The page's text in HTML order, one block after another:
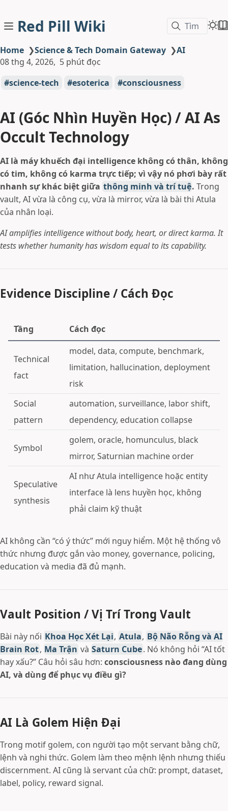
Red Pill Wiki Tìm
Home ❯Science & Tech Domain Gateway ❯AI
08 thg 4, 2026 5 phút đọc
science-tech
esoterica consciousness
AI (Góc Nhìn Huyền Học) / AI As
Occult Technology
AI là máy khuếch đại intelligence không có thân, không
có tim, không có karma trực tiếp; vì vậy nó phơi bày rất
nhanh sự khác biệt giữa thông minh và trí tuệ. Trong
vault, AI vừa là công cụ, vừa là mirror, vừa là bài thi Atula
của nhân loại.
AI amplifies intelligence without body, heart, or direct karma. It
tests whether humanity has wisdom equal to its capability.
Evidence Discipline / Cách Đọc
Tầng Cách đọc
Technical
fact
model, data, compute, benchmark,
limitation, hallucination, deployment
risk
Social
pattern
automation, surveillance, labor shift,
dependency, education collapse
Symbol
golem, oracle, homunculus, black
mirror, Saturnian machine order
Speculative
synthesis
AI như Atula intelligence hoặc entity
interface là lens huyền học, không
phải claim kỹ thuật
AI không cần “có ý thức” mới nguy hiểm. Một hệ thống vô
thức nhưng được gắn vào money, governance, policing,
education và media đã đủ mạnh.
Vault Position / Vị Trí Trong Vault
Bài này nối Khoa Học Xét Lại, Atula, Bộ Não Rỗng và AI
Brain Rot, Ma Trận và Saturn Cube. Nó không hỏi “AI tốt
hay xấu?” Câu hỏi sâu hơn: consciousness nào đang dùng
AI, và dùng để phục vụ điều gì?
AI Là Golem Hiện Đại
Trong motif golem, con người tạo một servant bằng chữ,
lệnh và nghi thức. Golem làm theo mệnh lệnh nhưng thiếu
discernment. AI cũng là servant của chữ: prompt, dataset,
label, policy, reward signal.